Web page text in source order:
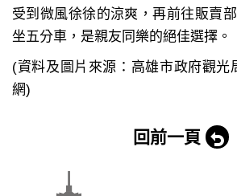
受到微風徐徐的涼爽，再前往販賣
坐五分車，是親友同樂的絕佳選擇。
(資料及圖片來源：高雄市政府觀光
網)
回前一頁